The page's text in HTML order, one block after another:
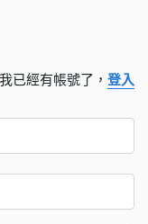
我已經有帳號了， 登入